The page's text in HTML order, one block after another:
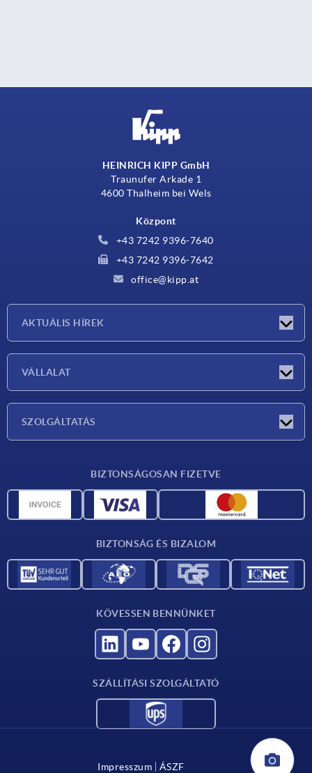
HEINRICH KIPP GmbH
Traunufer Arkade 1
4600 Thalheim bei Wels
Központ
+43 7242 9396-7640
+43 7242 9396-7642
office@kipp.at
AKTUÁLIS HÍREK
VÁLLALAT
SZOLGÁLTATÁS
CAD-adatok
Szállítók számára
BIZTONSÁGOSAN FIZETVE
BIZTONSÁG ÉS BIZALOM
KÖVESSEN BENNÜNKET
SZÁLLÍTÁSI SZOLGÁLTATÓ
Impresszum ÁSZF